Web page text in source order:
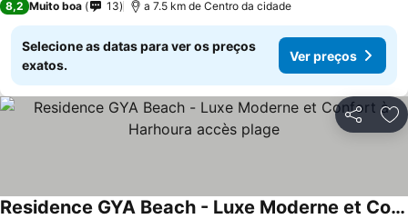
8,2 Muito boa 13 a 7.5 km de Centro da cidade
Selecione as datas para ver os preços
exatos.
Ver preços
Partilhar
Residence GYA Beach - Luxe Moderne et Confort à Harhoura accès plage